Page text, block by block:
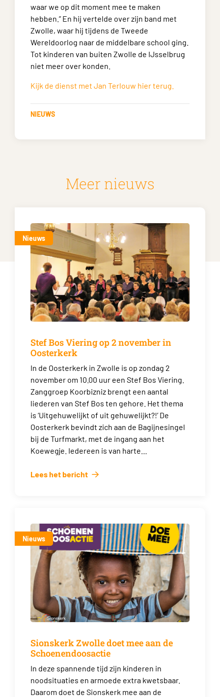
waar we op dit moment mee te maken
hebben.” En hij vertelde over zijn band met
Zwolle, waar hij tijdens de Tweede
Wereldoorlog naar de middelbare school ging.
Tot kinderen van buiten Zwolle de IJsselbrug
niet meer over konden.
Kijk de dienst met Jan Terlouw hier terug.
NIEUWS
Meer nieuws
Nieuws
Stef Bos Viering op 2 november in
Oosterkerk
In de Oosterkerk in Zwolle is op zondag 2
november om 10.00 uur een Stef Bos Viering.
Zanggroep Koorbizniz brengt een aantal
liederen van Stef Bos ten gehore. Het thema
is ‘Uitgehuwelijkt of uit gehuwelijkt?!’ De
Oosterkerk bevindt zich aan de Bagijnesingel
bij de Turfmarkt, met de ingang aan het
Koewegje. Iedereen is van harte…
Lees het bericht
Nieuws
Sionskerk Zwolle doet mee aan de
Schoenendoosactie
In deze spannende tijd zijn kinderen in
noodsituaties en armoede extra kwetsbaar.
Daarom doet de Sionskerk mee aan de